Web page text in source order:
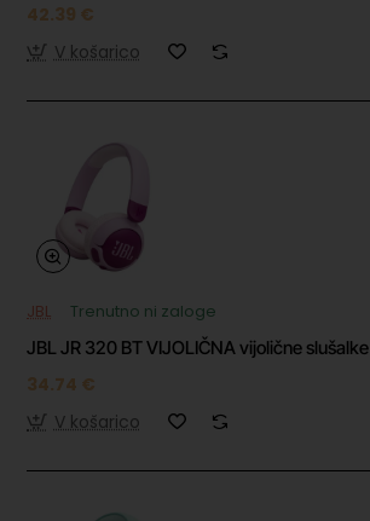
42.39 €
V košarico
JBL
Trenutno ni zaloge
JBL JR 320 BT VIJOLIČNA vijolične slušalke
34.74 €
V košarico